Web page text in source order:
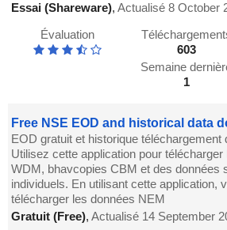
Essai (Shareware),Actualisé 8 October
Évaluation
603
Semaine
1
Free NSE EOD and historical data
EOD gratuit et historique téléchargement
Utilisez cette application pour
WDM, bhavcopies CBM et des données
individuels. En utilisant cette application,
télécharger les données NEM
Gratuit (Free),Actualisé 14 September